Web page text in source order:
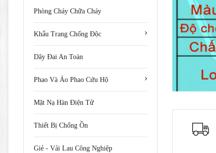
Phòng Cháy Chữa Cháy
Khẩu Trang Chống Độc
Dây Đai An Toàn
Phao Và Áo Phao Cứu Hộ
Mặt Nạ Hàn Điện Tử
Thiết Bị Chống Ồn
Giẻ - Vải Lau Công Nghiệp